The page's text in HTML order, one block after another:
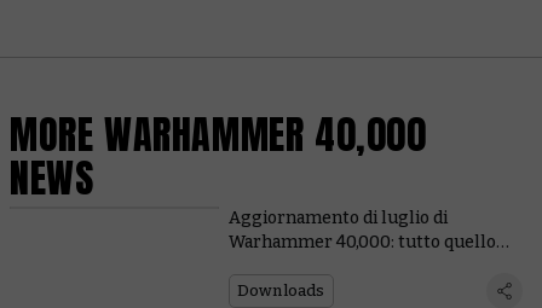
MORE WARHAMMER 40,000
NEWS
Aggiornamento di luglio di
Warhammer 40,000: tutto quello
Downloads